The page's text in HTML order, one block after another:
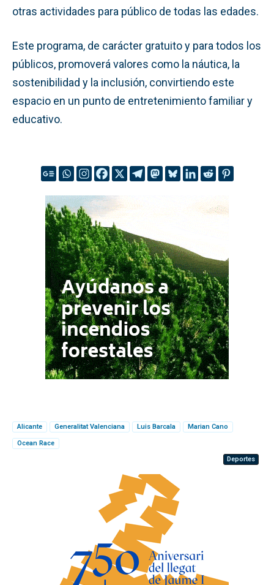
otras actividades para público de todas las edades.
Este programa, de carácter gratuito y para todos los
públicos, promoverá valores como la náutica, la
sostenibilidad y la inclusión, convirtiendo este
espacio en un punto de entretenimiento familiar y
educativo.
Alicante Generalitat Valenciana Luis Barcala Marian Cano
Ocean Race
Deportes